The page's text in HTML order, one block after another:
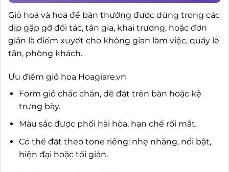
Giỏ hoa và hoa để bàn thường được dùng trong các
dịp gặp gỡ đối tác, tân gia, khai trương, hoặc đơn
giản là điểm xuyết cho không gian làm việc, quầy lễ
tân, phòng khách.
Ưu điểm giỏ hoa Hoagiare.vn
Form giỏ chắc chắn, dễ đặt trên bàn hoặc kệ
trưng bày.
Màu sắc được phối hài hòa, hạn chế rối mắt.
Có thể đặt theo tone riêng: nhẹ nhàng, nổi bật,
hiện đại hoặc tối giản.